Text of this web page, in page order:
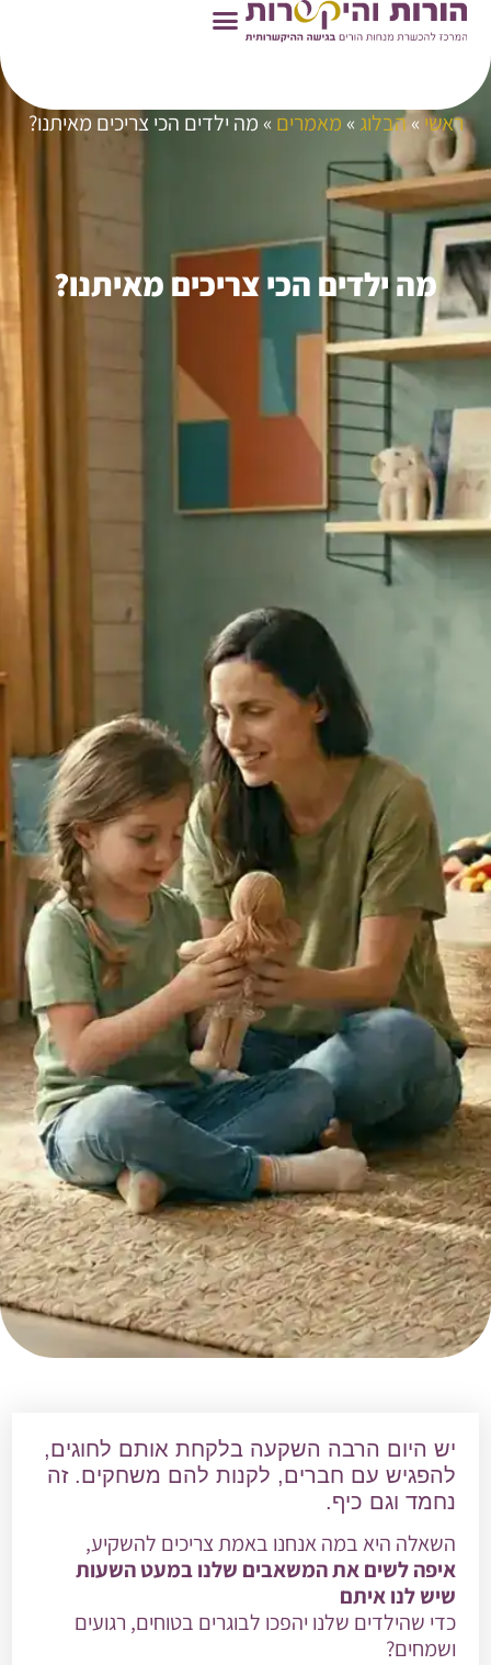
ראשי »הבלוג» מאמרים » מה ילדים הכי צריכים מאיתנו?
מה ילדים הכי צריכים מאיתנו?
יש היום הרבה השקעה בלקחת אותם לחוגים,
להפגיש עם חברים, לקנות להם משחקים. זה
נחמד וגם כיף.
השאלה היא במה אנחנו באמת צריכים להשקיע,
איפה לשים את המשאבים שלנו במעט השעות
שיש לנו איתם
כדי שהילדים שלנו יהפכו לבוגרים בטוחים, רגועים
ושמחים?